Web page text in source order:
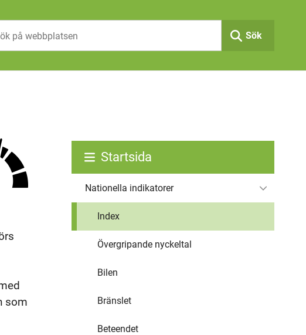
Sök
som
Startsida
Nationella indikatorer
Index
Övergripande nyckeltal
Bilen
Bränslet
Beteendet